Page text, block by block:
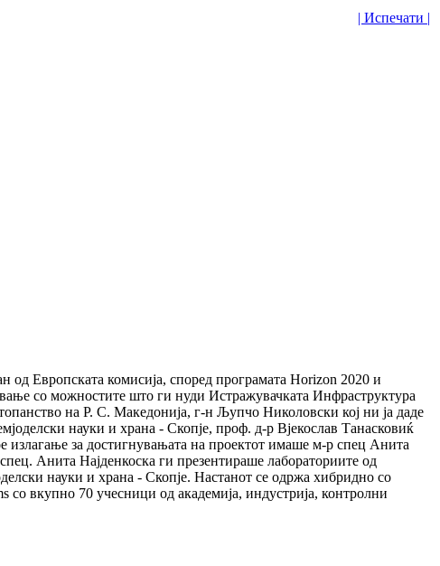
| Испечати |
Европската комисија, според програмата Horizon 2020 и
со можностите што ги нуди Истражувачката Инфраструктура
на Р. С. Македонија, г-н Љупчо Николовски кој ни ја даде
науки и храна - Скопје, проф. д-р Вјекослав Танасковиќ
излагање за достигнувањата на проектот имаше м-р спец Анита
Анита Најденкоска ги презентираше лабораториите од
науки и храна - Скопје. Настанот се одржа хибридно со
со вкупно 70 учесници од академија, индустрија, контролни